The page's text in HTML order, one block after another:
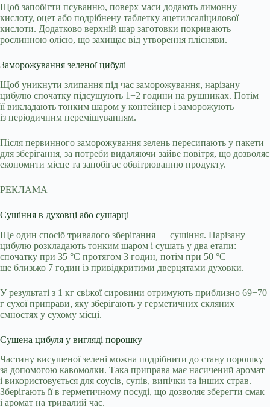
Щоб запобігти псуванню, поверх маси додають лимонну
кислоту, оцет або подрібнену таблетку ацетилсаліцилової
кислоти. Додатково верхній шар заготовки покривають
рослинною олією, що захищає від утворення плісняви.
Заморожування зеленої цибулі
Щоб уникнути злипання під час заморожування, нарізану
цибулю спочатку підсушують 1−2 години на рушниках. Потім
її викладають тонким шаром у контейнер і заморожують
із періодичним перемішуванням.
Після первинного заморожування зелень пересипають у пакети
для зберігання, за потреби видаляючи зайве повітря, що дозволяє
економити місце та запобігає обвітрюванню продукту.
РЕКЛАМА
Сушіння в духовці або сушарці
Ще один спосіб тривалого зберігання — сушіння. Нарізану
цибулю розкладають тонким шаром і сушать у два етапи:
спочатку при 35 °C протягом 3 годин, потім при 50 °C
ще близько 7 годин із привідкритими дверцятами духовки.
У результаті з 1 кг свіжої сировини отримують приблизно 69−70
г сухої приправи, яку зберігають у герметичних скляних
ємностях у сухому місці.
Сушена цибуля у вигляді порошку
Частину висушеної зелені можна подрібнити до стану порошку
за допомогою кавомолки. Така приправа має насичений аромат
і використовується для соусів, супів, випічки та інших страв.
Зберігають її в герметичному посуді, що дозволяє зберегти смак
і аромат на тривалий час.